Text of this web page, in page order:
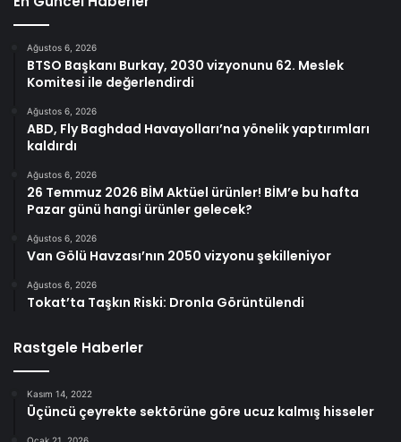
Ağustos 6, 2026
BTSO Başkanı Burkay, 2030 vizyonunu 62. Meslek
Komitesi ile değerlendirdi
Ağustos 6, 2026
ABD, Fly Baghdad Havayolları’na yönelik yaptırımları
kaldırdı
Ağustos 6, 2026
26 Temmuz 2026 BİM Aktüel ürünler! BİM’e bu hafta
Pazar günü hangi ürünler gelecek?
Ağustos 6, 2026
Van Gölü Havzası’nın 2050 vizyonu şekilleniyor
Ağustos 6, 2026
Tokat’ta Taşkın Riski: Dronla Görüntülendi
Rastgele Haberler
Kasım 14, 2022
Üçüncü çeyrekte sektörüne göre ucuz kalmış hisseler